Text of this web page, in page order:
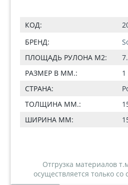
КОД:
БРЕНД:
ПЛОЩАДЬ РУЛОНА М2:
РАЗМЕР В ММ.:
1
СТРАНА:
ТОЛЩИНА ММ.:
ШИРИНА ММ:
Отгрузка материалов
осуществляется только со